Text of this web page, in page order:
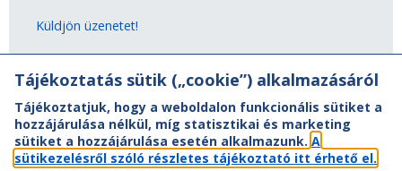
Küldjön üzenetet!
MÁV-csoport
A MÁV-csoport tagjai
Jogi útmutatás
Adatvédelem
Kapcsolat
Tájékoztatás sütik („cookie”) alkalmazásáról
Tájékoztatjuk, hogy a weboldalon funkcionális sütiket a
hozzájárulása nélkül, míg statisztikai és marketing
sütiket a hozzájárulása esetén alkalmazunk. A
sütikezelésről szóló részletes tájékoztató itt érhető el.